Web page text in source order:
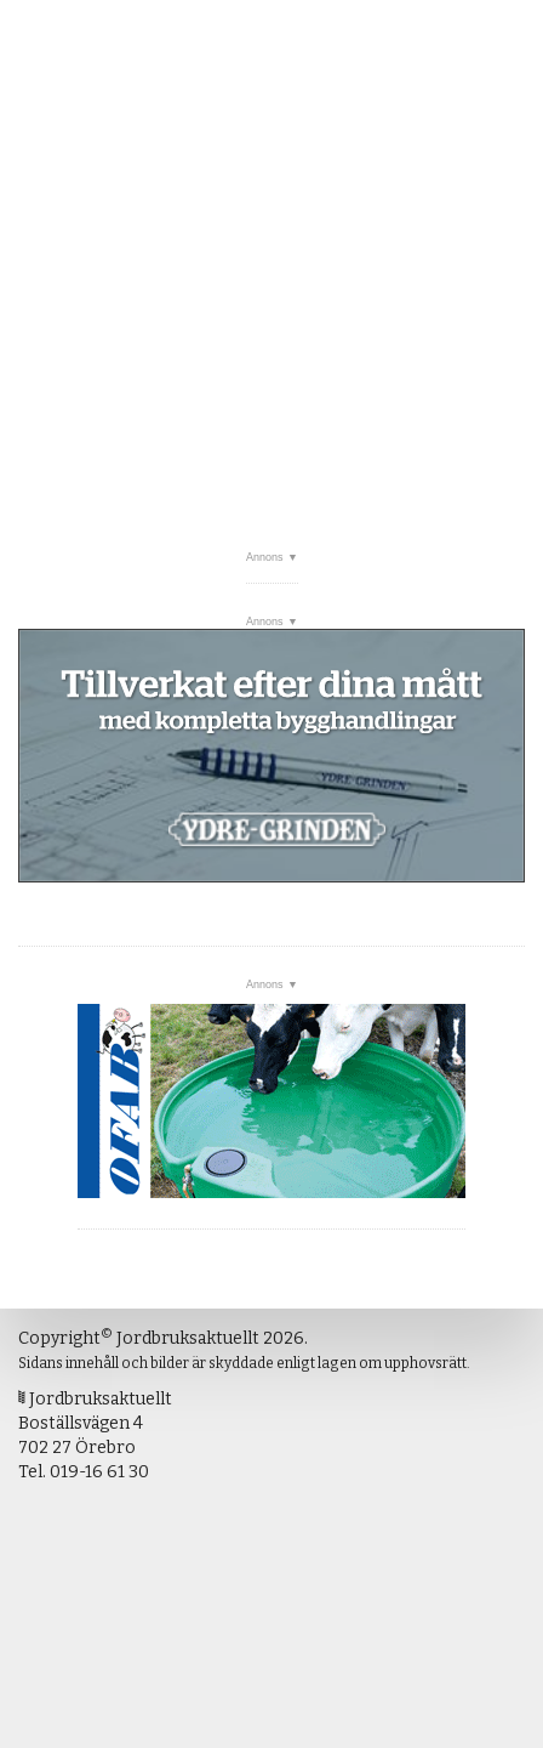
Copyright© Jordbruksaktuellt 2026.
Sidans innehåll och bilder är skyddade enligt lagen om upphovsrätt.
Jordbruksaktuellt
Boställsvägen 4
702 27 Örebro
Tel. 019-16 61 30